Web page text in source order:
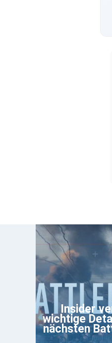
Insider
wichtige
nächsten